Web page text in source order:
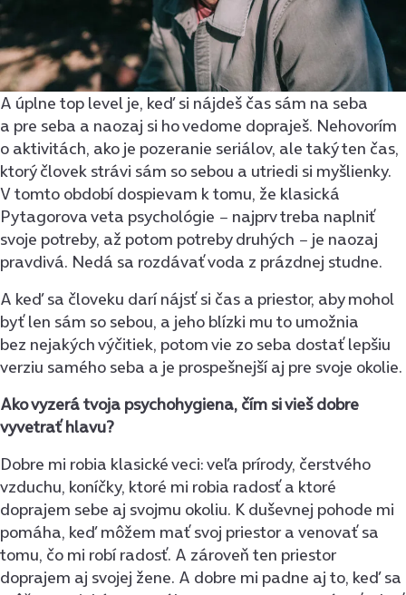
A úplne top level je, keď si nájdeš čas sám na seba
a pre seba a naozaj si ho vedome dopraješ. Nehovorím
o aktivitách, ako je pozeranie seriálov, ale taký ten čas,
ktorý človek strávi sám so sebou a utriedi si myšlienky.
V tomto období dospievam k tomu, že klasická
Pytagorova veta psychológie − najprv treba naplniť
svoje potreby, až potom potreby druhých − je naozaj
pravdivá. Nedá sa rozdávať voda z prázdnej studne.
A keď sa človeku darí nájsť si čas a priestor, aby mohol
byť len sám so sebou, a jeho blízki mu to umožnia
bez nejakých výčitiek, potom vie zo seba dostať lepšiu
verziu samého seba a je prospešnejší aj pre svoje okolie.
Ako vyzerá tvoja psychohygiena, čím si vieš dobre
vyvetrať hlavu?
Dobre mi robia klasické veci: veľa prírody, čerstvého
vzduchu, koníčky, ktoré mi robia radosť a ktoré
doprajem sebe aj svojmu okoliu. K duševnej pohode mi
pomáha, keď môžem mať svoj priestor a venovať sa
tomu, čo mi robí radosť. A zároveň ten priestor
doprajem aj svojej žene. A dobre mi padne aj to, keď sa